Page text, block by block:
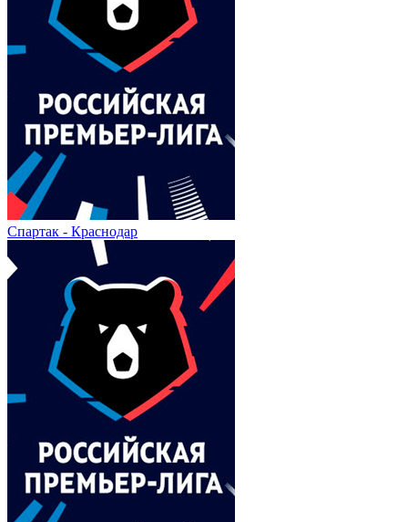
Спартак - Краснодар